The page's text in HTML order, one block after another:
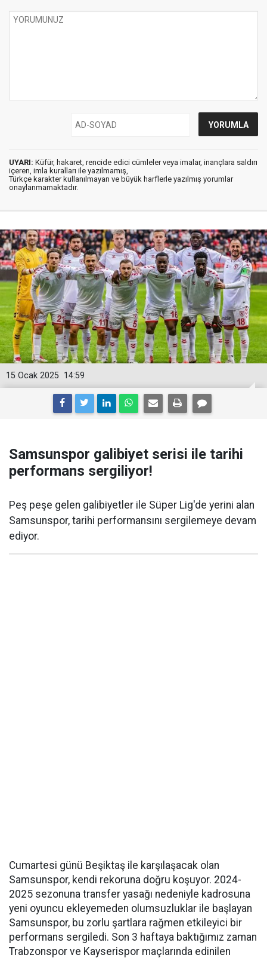
UYARI: Küfür, hakaret, rencide edici cümleler veya imalar, inançlara saldırı
içeren, imla kuralları ile yazılmamış,
Türkçe karakter kullanılmayan ve büyük harflerle yazılmış yorumlar
onaylanmamaktadır.
14:59
15 Ocak 2025
Samsunspor galibiyet serisi ile tarihi
performans sergiliyor!
Peş peşe gelen galibiyetler ile Süper Lig'de yerini alan
Samsunspor, tarihi performansını sergilemeye devam
ediyor.
Cumartesi günü Beşiktaş ile karşılaşacak olan
Samsunspor, kendi rekoruna doğru koşuyor. 2024-
2025 sezonuna transfer yasağı nedeniyle kadrosuna
yeni oyuncu ekleyemeden olumsuzluklar ile başlayan
Samsunspor, bu zorlu şartlara rağmen etkileyici bir
performans sergiledi. Son 3 haftaya baktığımız zaman
Trabzonspor ve Kayserispor maçlarında edinilen